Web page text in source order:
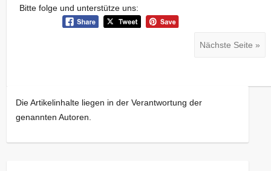
Bitte folge und unterstütze uns:
Nächste Seite »
Die Artikelinhalte liegen in der Verantwortung der
genannten Autoren.